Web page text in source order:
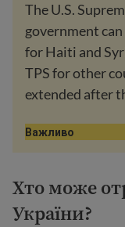
The U.S.
government
for Haiti and
TPS for other
extended after
Важливо
Хто може
України?